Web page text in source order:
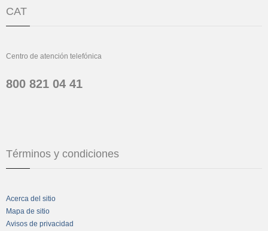
CAT
Centro de atención telefónica
800 821 04 41
Términos y condiciones
Acerca del sitio
Mapa de sitio
Avisos de privacidad